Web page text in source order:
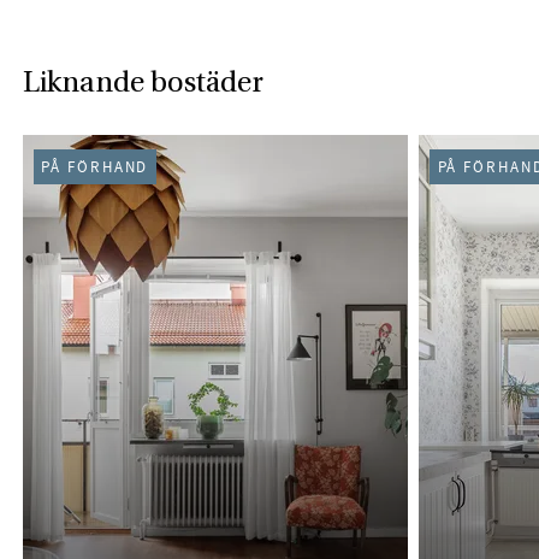
Liknande bostäder
PÅ FÖRHAND PÅ